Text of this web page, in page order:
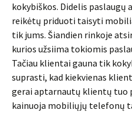
kokybiškos. Didelis
reikėtų priduoti taisyti
tik jums. Šiandien rinkoje
kurios užsiima tokiomis
Tačiau klientai gauna tik
suprasti, kad kiekvienas
gerai aptarnautų klientų tuo
kainuoja mobiliųjų telefonų